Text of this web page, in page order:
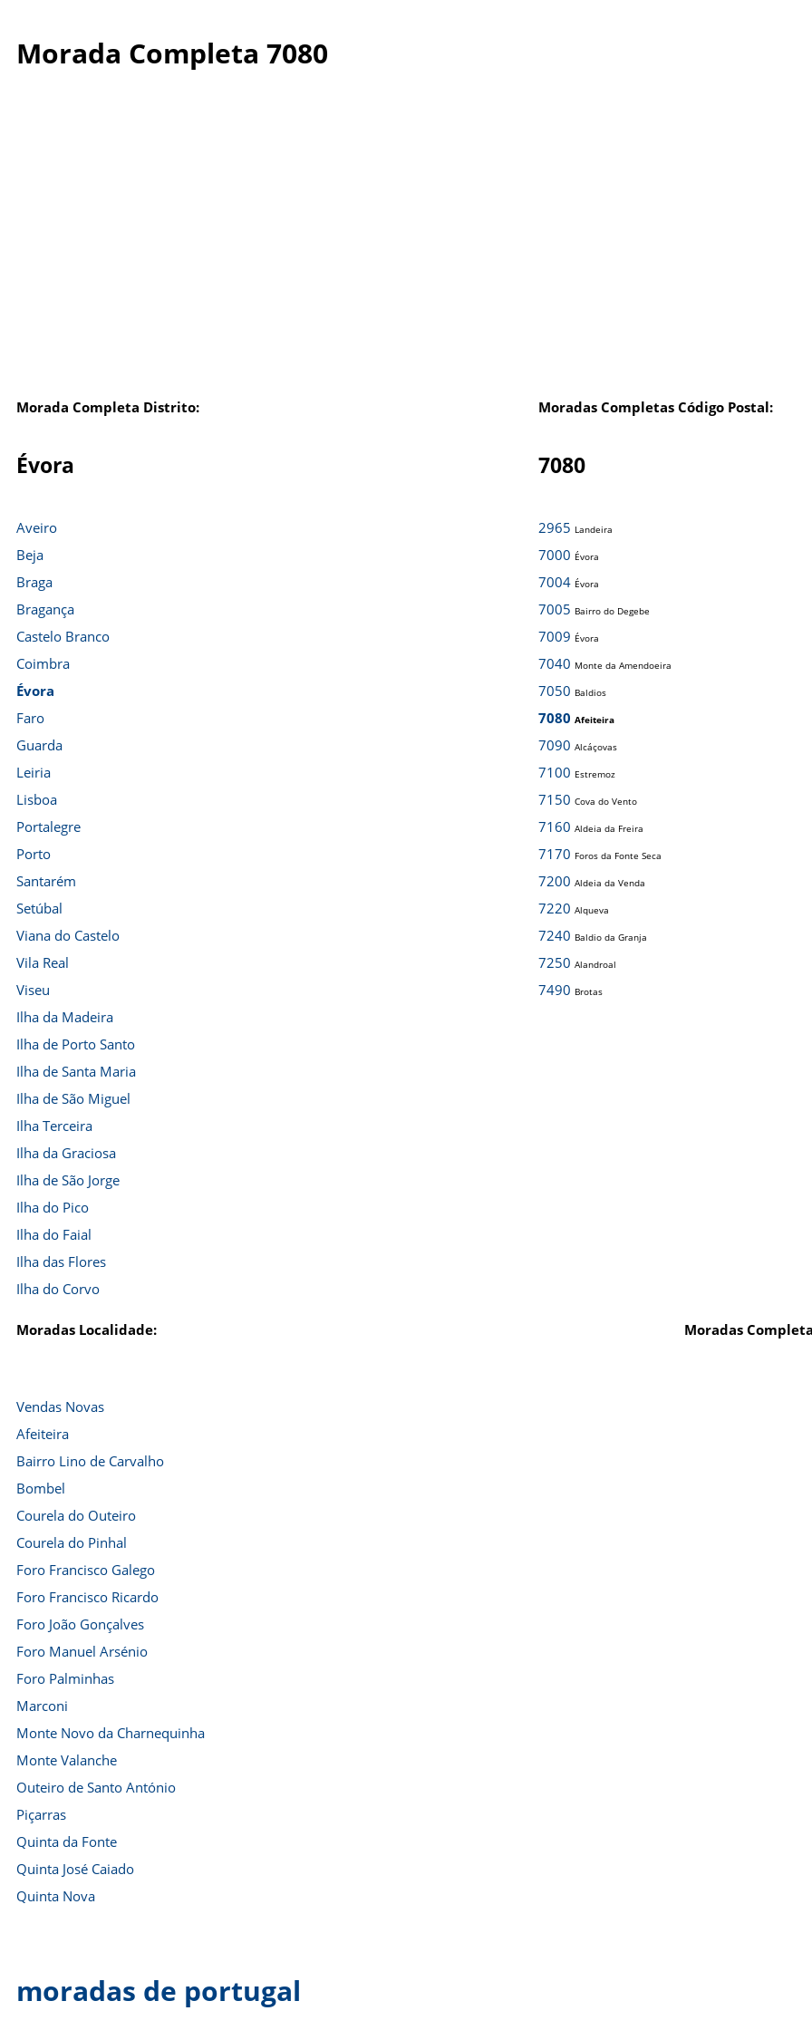
Morada Completa 7080
Morada Completa Distrito: Moradas Completas Código Postal:
Évora 7080
Aveiro
Beja
Braga
Bragança
Castelo Branco
Coimbra
Évora
Faro
Guarda
Leiria
Lisboa
Portalegre
Porto
Santarém
Setúbal
Viana do Castelo
Vila Real
Viseu
Ilha da Madeira
Ilha de Porto Santo
Ilha de Santa Maria
Ilha de São Miguel
Ilha Terceira
Ilha da Graciosa
Ilha de São Jorge
Ilha do Pico
Ilha do Faial
Ilha das Flores
Ilha do Corvo
2965 Landeira
7000 Évora
7004 Évora
7005 Bairro do Degebe
7009 Évora
7040 Monte da Amendoeira
7050 Baldios
7080 Afeiteira
7090 Alcáçovas
7100 Estremoz
7150 Cova do Vento
7160 Aldeia da Freira
7170 Foros da Fonte Seca
7200 Aldeia da Venda
7220 Alqueva
7240 Baldio da Granja
7250 Alandroal
7490 Brotas
Moradas Localidade: Moradas
Vendas Novas
Afeiteira
Bairro Lino de Carvalho
Bombel
Courela do Outeiro
Courela do Pinhal
Foro Francisco Galego
Foro Francisco Ricardo
Foro João Gonçalves
Foro Manuel Arsénio
Foro Palminhas
Marconi
Monte Novo da Charnequinha
Monte Valanche
Outeiro de Santo António
Piçarras
Quinta da Fonte
Quinta José Caiado
Quinta Nova
moradas de portugal